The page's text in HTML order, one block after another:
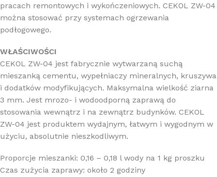
pracach remontowych i wykończeniowych. CEKOL ZW-04
można stosować przy systemach ogrzewania
podłogowego.
WŁAŚCIWOŚCI
CEKOL ZW-04 jest fabrycznie wytwarzaną suchą
mieszanką cementu, wypełniaczy mineralnych, kruszywa
i dodatków modyfikujących. Maksymalna wielkość ziarna
3 mm. Jest mrozo- i wodoodporną zaprawą do
stosowania wewnątrz i na zewnątrz budynków. CEKOL
ZW-04 jest produktem wydajnym, łatwym i wygodnym w
użyciu, absolutnie nieszkodliwym.
Proporcje mieszanki: 0,16 – 0,18 l wody na 1 kg proszku
Czas zużycia zaprawy: około 2 godziny